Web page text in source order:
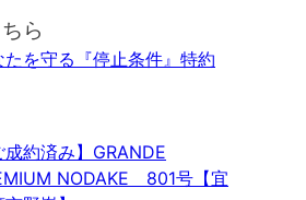
ら
たを守る『停止条件』特約
成約済み】GRANDE
NODAKE 801号【宜